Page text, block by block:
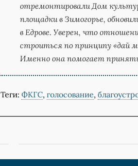
отремонтировали Дом
площадки в Зимогорье,
в Едрове. Уверен, что
строиться по принципу «дай
Именно она помогает
Теги: ФКГС, голосование,